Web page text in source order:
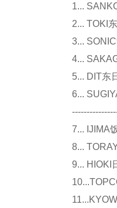
1...
2... TOKI
3...
4...
5... DIT东
6...
7... IJIMA
8...
9... HIOKI